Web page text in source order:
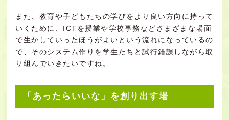
また、教育や子どもたちの学びをより良い方向に持って
いくために、ICTを授業や学校事務などさまざまな場面
で生かしていったほうがよいという流れになっているの
で、そのシステム作りを学生たちと試行錯誤しながら取
り組んでいきたいですね。
「あったらいいな」を創り出す場